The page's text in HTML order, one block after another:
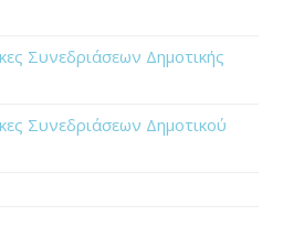
Συνεδριάσεων Δημοτικής
Συνεδριάσεων Δημοτικού